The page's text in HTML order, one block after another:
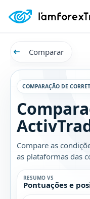
Comparar
COMPARAÇÃO DE
Compare as
as plataformas das
BDSwiss.
RESUMO VS
Pontuações e